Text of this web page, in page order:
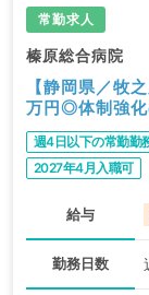
常勤求人
榛原総合病院
【静岡県／牧
万円◎体制強化
週4日以下の常勤勤
2027年4月入職可
給与
勤務日数